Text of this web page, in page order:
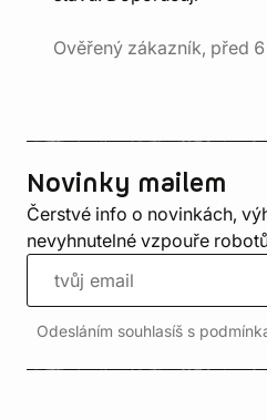
Ověřený zákazník, před
Novinky mailem
Čerstvé info o novinkách,
nevyhnutelné vzpouře
Odesláním souhlasíš s